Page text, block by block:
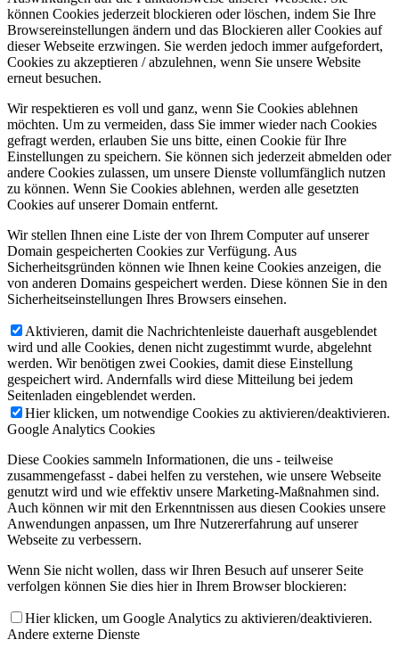
können Cookies jederzeit blockieren oder löschen, indem Sie Ihre
Browsereinstellungen ändern und das Blockieren aller Cookies auf
dieser Webseite erzwingen. Sie werden jedoch immer aufgefordert,
Cookies zu akzeptieren / abzulehnen, wenn Sie unsere Website
erneut besuchen.
Wir respektieren es voll und ganz, wenn Sie Cookies ablehnen
möchten. Um zu vermeiden, dass Sie immer wieder nach Cookies
gefragt werden, erlauben Sie uns bitte, einen Cookie für Ihre
Einstellungen zu speichern. Sie können sich jederzeit abmelden oder
andere Cookies zulassen, um unsere Dienste vollumfänglich nutzen
zu können. Wenn Sie Cookies ablehnen, werden alle gesetzten
Cookies auf unserer Domain entfernt.
Wir stellen Ihnen eine Liste der von Ihrem Computer auf unserer
Domain gespeicherten Cookies zur Verfügung. Aus
Sicherheitsgründen können wie Ihnen keine Cookies anzeigen, die
von anderen Domains gespeichert werden. Diese können Sie in den
Sicherheitseinstellungen Ihres Browsers einsehen.
Aktivieren, damit die Nachrichtenleiste dauerhaft ausgeblendet
wird und alle Cookies, denen nicht zugestimmt wurde, abgelehnt
werden. Wir benötigen zwei Cookies, damit diese Einstellung
gespeichert wird. Andernfalls wird diese Mitteilung bei jedem
Seitenladen eingeblendet werden.
Hier klicken, um notwendige Cookies zu aktivieren/deaktivieren.
Google Analytics Cookies
Diese Cookies sammeln Informationen, die uns - teilweise
zusammengefasst - dabei helfen zu verstehen, wie unsere Webseite
genutzt wird und wie effektiv unsere Marketing-Maßnahmen sind.
Auch können wir mit den Erkenntnissen aus diesen Cookies unsere
Anwendungen anpassen, um Ihre Nutzererfahrung auf unserer
Webseite zu verbessern.
Wenn Sie nicht wollen, dass wir Ihren Besuch auf unserer Seite
verfolgen können Sie dies hier in Ihrem Browser blockieren:
Hier klicken, um Google Analytics zu aktivieren/deaktivieren.
Andere externe Dienste